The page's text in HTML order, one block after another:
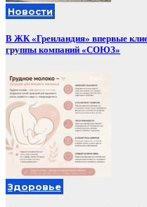
Новости
В ЖК «Гренландия» впервые
группы компаний «СОЮЗ»
Здоровье